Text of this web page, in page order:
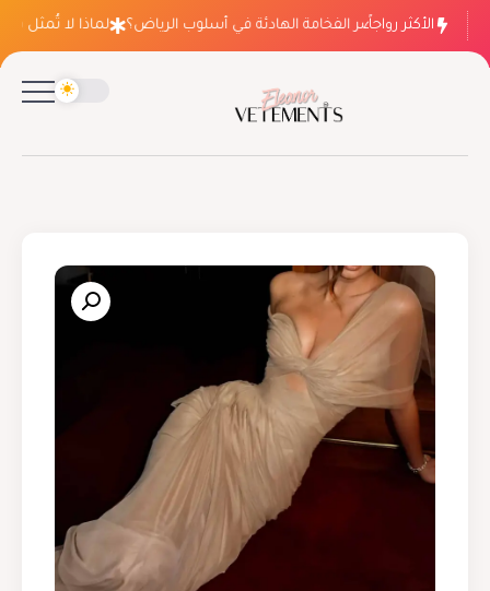
الأكثر رواجاً
لماذا ينتصر الفخامة الهادئة في أسلوب الرياض؟ لماذا لا تُمثل